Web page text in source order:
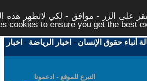
على الزر - موافق - لكي لاتظهر هذه
cookies to ensure you get the best
أنباء حقوق الإنسان - اخبار الرياضة - اخبار
التبرع للموقع - ادعمونا